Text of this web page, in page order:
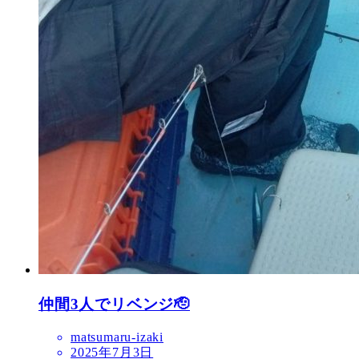
仲間3人でリベンジ🫡
matsumaru-izaki
2025年7月3日